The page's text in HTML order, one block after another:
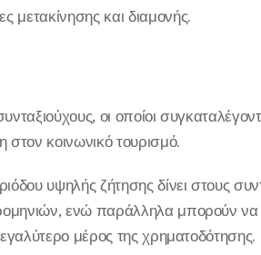
μετακίνησης και διαμονής.
οι οποίοι
κοινωνικό τουρισμό.
υψηλής ζήτησης δίνει στους
ενώ παράλληλα μπορούν
μέρος της χρηματοδότησης.